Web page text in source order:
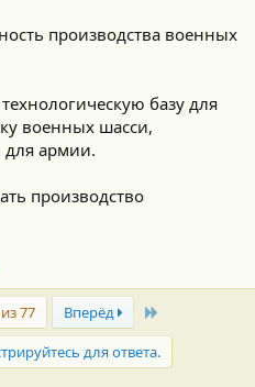
производства военных
базу для
военных шасси,
для армии.
производство
77 Вперёд
для ответа.